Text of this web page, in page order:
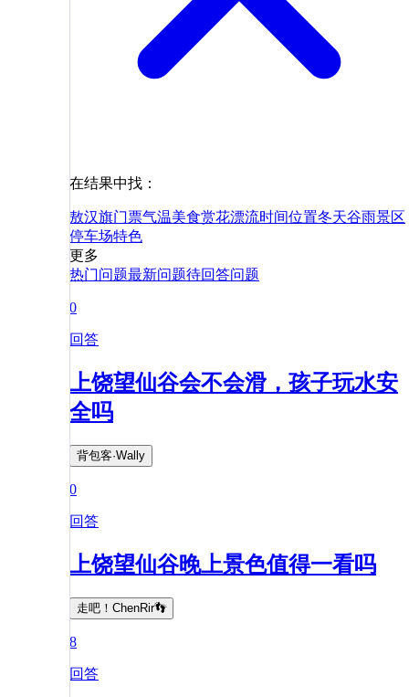
在结果中找：
敖汉旗门票气温美食赏花漂流时间位置冬天谷雨景区
停车场特色
更多
热门问题最新问题待回答问题
0
回答
上饶望仙谷会不会滑，孩子玩水安
全吗
背包客·Wally
0
回答
上饶望仙谷晚上景色值得一看吗
走吧！ChenRir👣
8
回答